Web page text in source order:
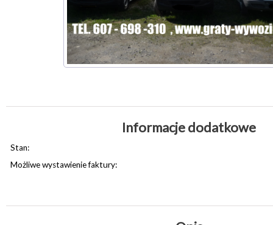
Informacje dodatkowe
Stan:
Możliwe wystawienie faktury: